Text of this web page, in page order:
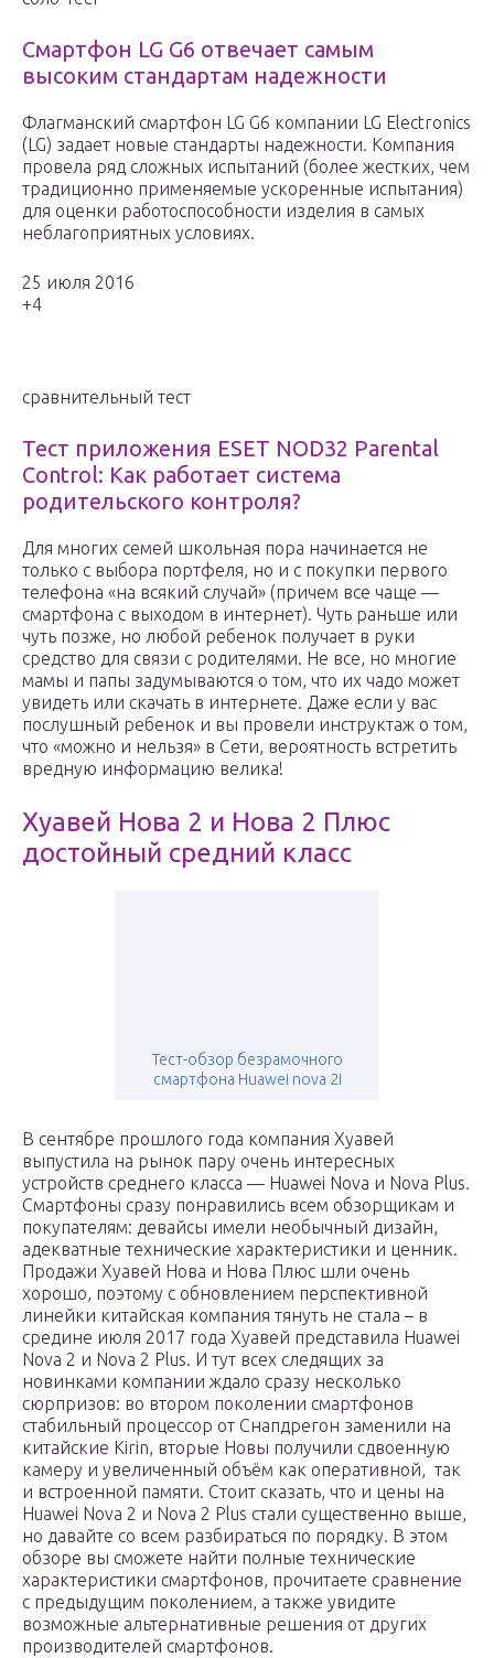
Смартфон LG G6 отвечает cамым
высоким стандартам надежности
Флагманский смартфон LG G6 компании LG Electronics
(LG) задает новые стандарты надежности. Компания
провела ряд сложных испытаний (более жестких, чем
традиционно применяемые ускоренные испытания)
для оценки работоспособности изделия в самых
неблагоприятных условиях.
25 июля 2016
+4
сравнительный тест
Тест приложения ESET NOD32 Parental
Control: Как работает система
родительского контроля?
Для многих семей школьная пора начинается не
только с выбора портфеля, но и с покупки первого
телефона «на всякий случай» (причем все чаще —
смартфона с выходом в интернет). Чуть раньше или
чуть позже, но любой ребенок получает в руки
средство для связи с родителями. Не все, но многие
мамы и папы задумываются о том, что их чадо может
увидеть или скачать в интернете. Даже если у вас
послушный ребенок и вы провели инструктаж о том,
что «можно и нельзя» в Сети, вероятность встретить
вредную информацию велика!
Хуавей Нова 2 и Нова 2 Плюс
достойный средний класс
Тест-обзор безрамочного
смартфона Huawei nova 2i
В сентябре прошлого года компания Хуавей
выпустила на рынок пару очень интересных
устройств среднего класса — Huawei Nova и Nova Plus.
Смартфоны сразу понравились всем обзорщикам и
покупателям: девайсы имели необычный дизайн,
адекватные технические характеристики и ценник.
Продажи Хуавей Нова и Нова Плюс шли очень
хорошо, поэтому с обновлением перспективной
линейки китайская компания тянуть не стала – в
средине июля 2017 года Хуавей представила Huawei
Nova 2 и Nova 2 Plus. И тут всех следящих за
новинками компании ждало сразу несколько
сюрпризов: во втором поколении смартфонов
стабильный процессор от Снапдрегон заменили на
китайские Kirin, вторые Новы получили сдвоенную
камеру и увеличенный объём как оперативной, так
и встроенной памяти. Стоит сказать, что и цены на
Huawei Nova 2 и Nova 2 Plus стали существенно выше,
но давайте со всем разбираться по порядку. В этом
обзоре вы сможете найти полные технические
характеристики смартфонов, прочитаете сравнение
с предыдущим поколением, а также увидите
возможные альтернативные решения от других
производителей смартфонов.